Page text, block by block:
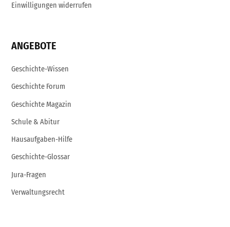
Einwilligungen widerrufen
ANGEBOTE
Geschichte-Wissen
Geschichte Forum
Geschichte Magazin
Schule & Abitur
Hausaufgaben-Hilfe
Geschichte-Glossar
Jura-Fragen
Verwaltungsrecht